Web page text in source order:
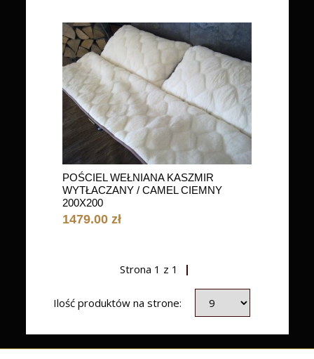
POŚCIEL WEŁNIANA KASZMIR
WYTŁACZANY / CAMEL CIEMNY
200X200
1479.00 zł
Strona 1 z 1
Ilość produktów na strone: